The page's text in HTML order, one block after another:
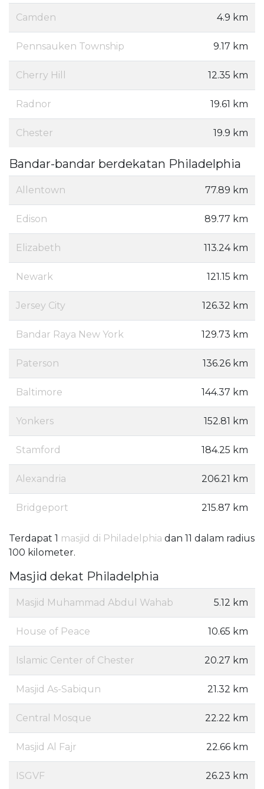
Camden 4.9 km
Pennsauken Township 9.17 km
Cherry Hill 12.35 km
Radnor 19.61 km
Chester 19.9 km
Bandar-bandar berdekatan Philadelphia
Allentown 77.89 km
Edison 89.77 km
Elizabeth 113.24 km
Newark 121.15 km
Jersey City 126.32 km
Bandar Raya New York 129.73 km
Paterson 136.26 km
Baltimore 144.37 km
Yonkers 152.81 km
Stamford 184.25 km
Alexandria 206.21 km
Bridgeport 215.87 km
Terdapat 1 masjid di Philadelphia dan 11 dalam radius
100 kilometer.
Masjid dekat Philadelphia
Masjid Muhammad Abdul Wahab 5.12 km
House of Peace 10.65 km
Islamic Center of Chester 20.27 km
Masjid As-Sabiqun 21.32 km
Central Mosque 22.22 km
Masjid Al Fajr 22.66 km
ISGVF 26.23 km